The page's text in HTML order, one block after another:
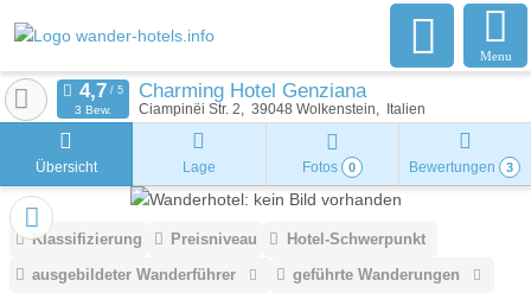
Menu
Charming Hotel Genziana
Ciampinëi Str. 2 39048 Wolkenstein Italien
3 Bew.
Übersicht Lage Fotos 0 Bewertungen 3
Klassifizierung Preisniveau
Hotel-Schwerpunkt
ausgebildeter Wanderführer
geführte Wanderungen